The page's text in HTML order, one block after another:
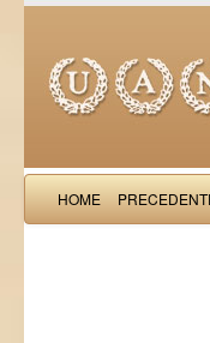
HOME